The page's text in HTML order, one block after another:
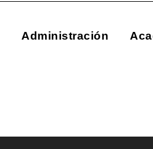
Administración